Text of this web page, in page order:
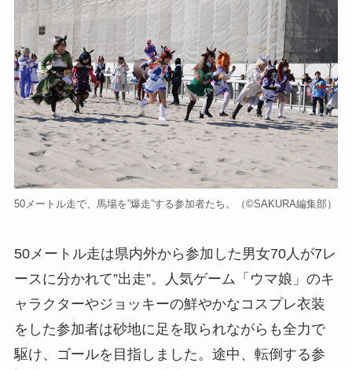
50メートル走で、馬場を”爆走”する参加者たち。（©️SAKURA編集部）
50メートル走は県内外から参加した男女70人が7レ
ースに分かれて”出走”。人気ゲーム「ウマ娘」のキ
ャラクターやジョッキーの鮮やかなコスプレ衣装
をした参加者は砂地に足を取られながらも全力で
駆け、ゴールを目指しました。途中、転倒する参